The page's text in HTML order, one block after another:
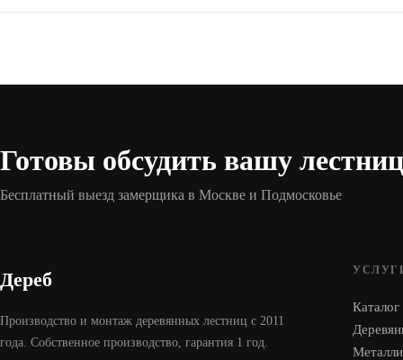
Готовы обсудить вашу
Бесплатный выезд замерщика в Москве и Подмосковье
Дереб
Производство и монтаж деревянных лестниц с 2011
года. Собственное производство, гарантия 1 год.
Каталог